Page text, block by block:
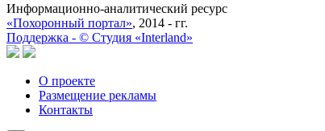
Информационно-аналитический ресурс
«Похоронный портал», 2014 - гг.
Поддержка - © Cтудия «Interland»
О проекте
Размещение рекламы
Контакты